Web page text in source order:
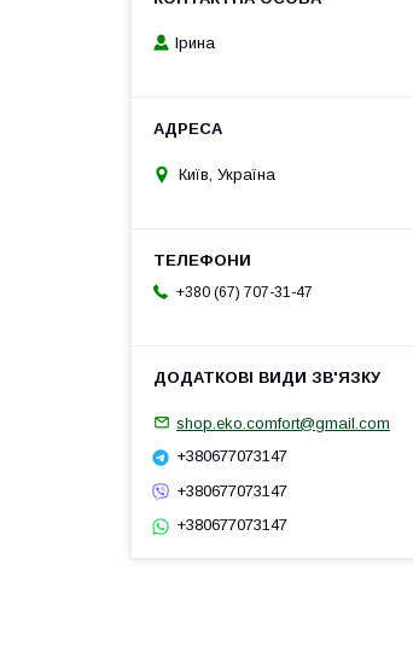
Ірина
Київ, Україна
+380 (67) 707-31-47
shop.eko.comfort@gmail.com
+380677073147
+380677073147
+380677073147